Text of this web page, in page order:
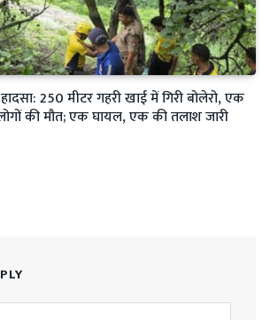
250 मीटर गहरी खाई में गिरी बोलेरो, एक
की मौत; एक घायल, एक की तलाश जारी